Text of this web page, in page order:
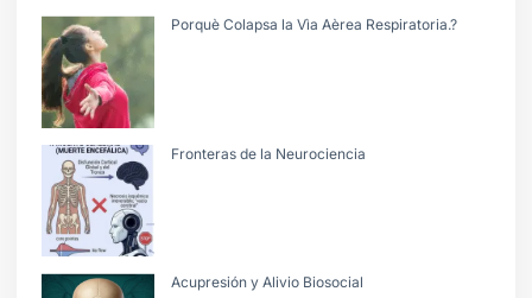
Porquè Colapsa la Vìa Aèrea Respiratoria.?
Fronteras de la Neurociencia
Acupresión y Alivio Biosocial